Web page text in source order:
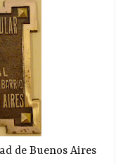
de Buenos Aires